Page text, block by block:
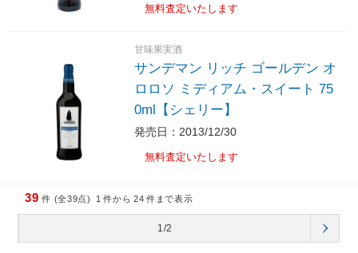
無料査定いたします
甘味果実酒
サンデマン リッチ ゴールデン オ
ロロソ ミディアム・スイート 75
0ml【シェリー】
発売日：2013/12/30
無料査定いたします
39 件 (全39点) 1 件から 24 件まで表示
1/2